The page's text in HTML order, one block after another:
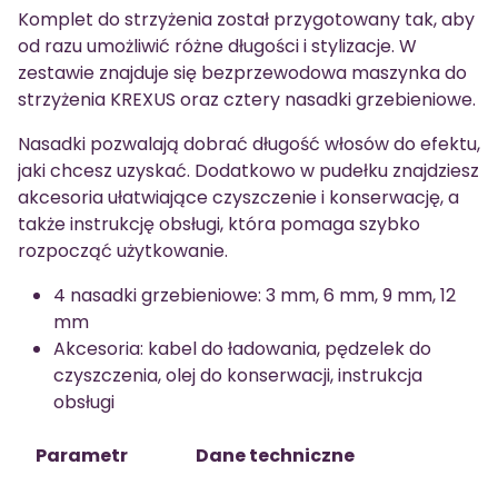
Komplet do strzyżenia został przygotowany tak, aby
od razu umożliwić różne długości i stylizacje. W
zestawie znajduje się bezprzewodowa maszynka do
strzyżenia KREXUS oraz cztery nasadki grzebieniowe.
Nasadki pozwalają dobrać długość włosów do efektu,
jaki chcesz uzyskać. Dodatkowo w pudełku znajdziesz
akcesoria ułatwiające czyszczenie i konserwację, a
także instrukcję obsługi, która pomaga szybko
rozpocząć użytkowanie.
4 nasadki grzebieniowe: 3 mm, 6 mm, 9 mm, 12
mm
Akcesoria: kabel do ładowania, pędzelek do
czyszczenia, olej do konserwacji, instrukcja
obsługi
Parametr
Dane techniczne